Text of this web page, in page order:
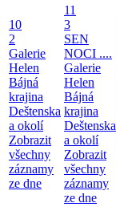
10
2
Galerie
Helen
Bájná
krajina
Deštenska
a okolí
Zobrazit
všechny
záznamy
ze dne
11
3
SEN
NOCI ....
Galerie
Helen
Bájná
krajina
Deštenska
a okolí
Zobrazit
všechny
záznamy
ze dne